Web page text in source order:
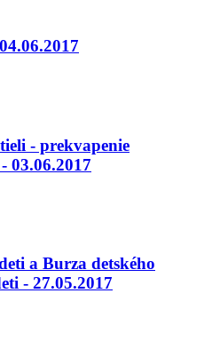
- prekvapenie
03.06.2017
a Burza detského
- 27.05.2017